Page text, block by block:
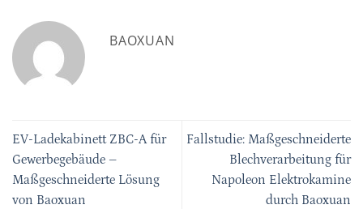
BAOXUAN
EV-Ladekabinett ZBC-A für
Gewerbegebäude –
Maßgeschneiderte Lösung
von Baoxuan
Fallstudie: Maßgeschneiderte
Blechverarbeitung für
Napoleon Elektrokamine
durch Baoxuan